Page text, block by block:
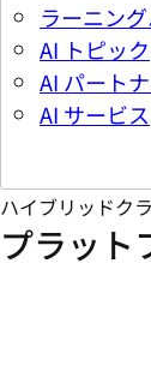
ラーニン
AI トピック
AI パート
AI サービス
ハイブリッドク
プラット